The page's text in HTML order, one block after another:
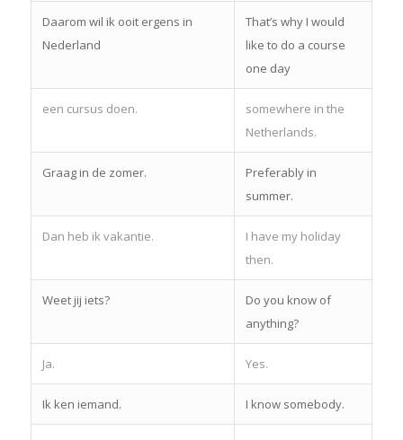
Daarom wil ik ooit ergens in
Nederland
That’s why I would
like to do a course
one day
een cursus doen.
somewhere in the
Netherlands.
Graag in de zomer.
Preferably in
summer.
Dan heb ik vakantie.
I have my holiday
then.
Weet jij iets?
Do you know of
anything?
Ja. Yes.
Ik ken iemand. I know somebody.